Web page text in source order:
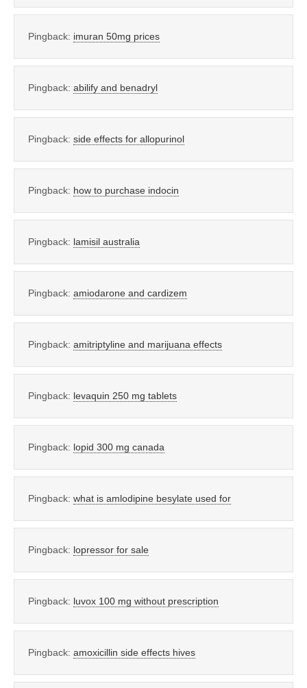
Pingback: imuran 50mg prices
Pingback: abilify and benadryl
Pingback: side effects for allopurinol
Pingback: how to purchase indocin
Pingback: lamisil australia
Pingback: amiodarone and cardizem
Pingback: amitriptyline and marijuana effects
Pingback: levaquin 250 mg tablets
Pingback: lopid 300 mg canada
Pingback: what is amlodipine besylate used for
Pingback: lopressor for sale
Pingback: luvox 100 mg without prescription
Pingback: amoxicillin side effects hives